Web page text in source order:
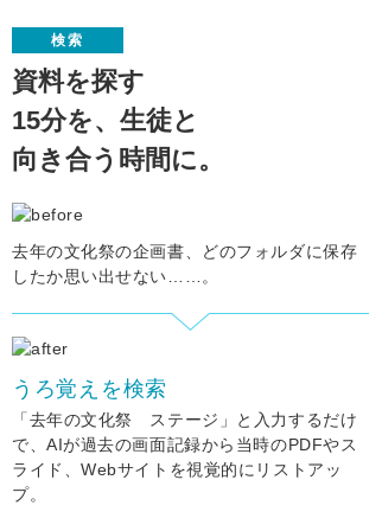
検索
資料を探す
15分を、生徒と
向き合う時間に。
去年の文化祭の企画書、どのフォルダに保存
したか思い出せない……。
うろ覚えを検索
「去年の文化祭 ステージ」と入力するだけ
で、AIが過去の画面記録から当時のPDFやス
ライド、Webサイトを視覚的にリストアッ
プ。